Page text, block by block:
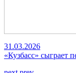
31.03.2026
«Кузбасс» сыграет